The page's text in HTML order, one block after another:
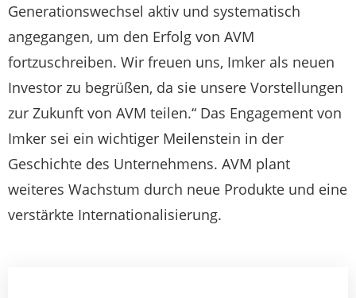
Generationswechsel aktiv und systematisch
angegangen, um den Erfolg von AVM
fortzuschreiben. Wir freuen uns, Imker als neuen
Investor zu begrüßen, da sie unsere Vorstellungen
zur Zukunft von AVM teilen.“ Das Engagement von
Imker sei ein wichtiger Meilenstein in der
Geschichte des Unternehmens. AVM plant
weiteres Wachstum durch neue Produkte und eine
verstärkte Internationalisierung.